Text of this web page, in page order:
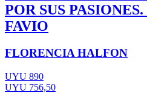
POR SUS
FAVIO
FLORENCIA HALFON
UYU 890
UYU 756,50